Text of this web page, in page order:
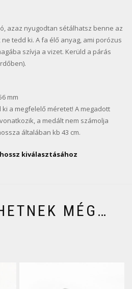
azaz nyugodtan sétálhatsz benne az
tedd ki. A fa élő anyag, ami porózus
szívja a vizet. Kerüld a párás
mm
a megfelelő méretet! A megadott
a medált nem számolja
általában kb 43 cm.
kiválasztásához
MÉG…